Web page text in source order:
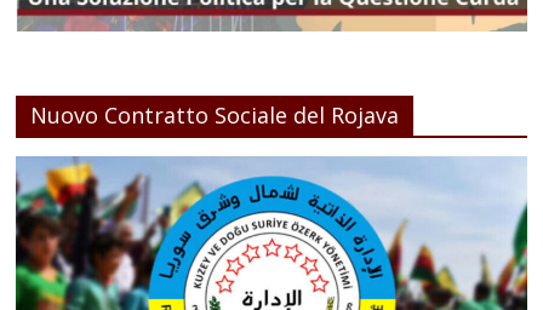
Nuovo Contratto Sociale del Rojava